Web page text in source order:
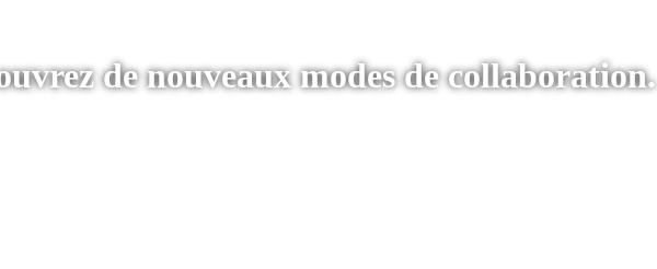
de nouveaux modes de collaboration.